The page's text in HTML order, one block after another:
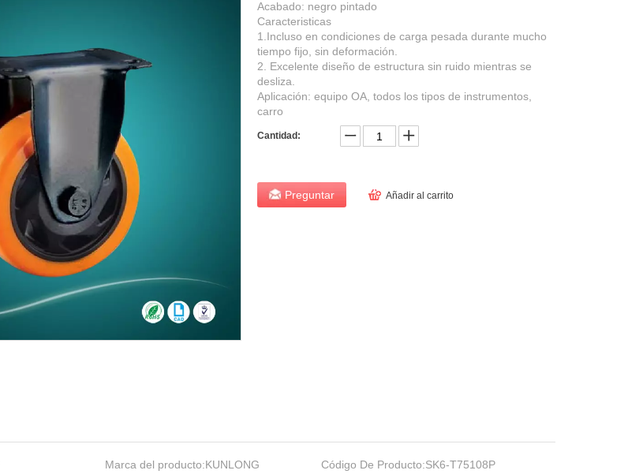
Acabado: negro pintado
Caracteristicas
1.Incluso en condiciones de carga pesada durante mucho
tiempo fijo, sin deformación.
2. Excelente diseño de estructura sin ruido mientras se
desliza.
Aplicación: equipo OA, todos los tipos de instrumentos,
carro
Cantidad:
Preguntar Añadir al carrito
Marca del producto:KUNLONG Código De Producto:SK6-T75108P